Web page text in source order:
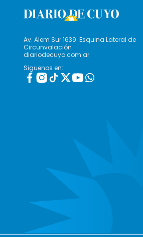
Av. Alem Sur 1639. Esquina Lateral de
Circunvalación
diariodecuyo.com.ar
Siguenos en: